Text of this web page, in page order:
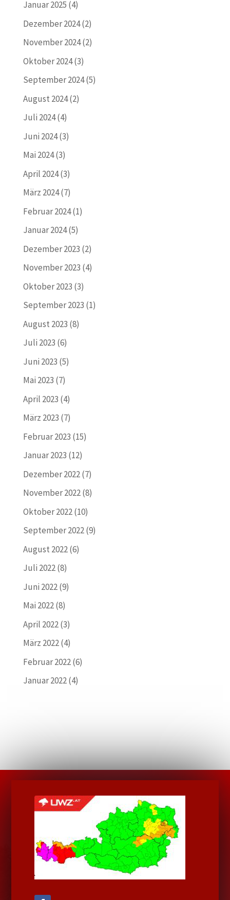
Januar 2025 (4)
Dezember 2024(2)
November 2024(2)
Oktober 2024(3)
September 2024(5)
August 2024(2)
Juli 2024(4)
Juni 2024(3)
Mai 2024(3)
April 2024(3)
März 2024(7)
Februar 2024(1)
Januar 2024(5)
Dezember 2023 (2)
November 2023 (4)
Oktober 2023 (3)
September 2023 (1)
August 2023 (8)
Juli 2023 (6)
Juni 2023 (5)
Mai 2023 (7)
April 2023 (4)
März 2023 (7)
Februar 2023 (15)
Januar 2023 (12)
Dezember 2022(7)
November 2022(8)
Oktober 2022(10)
September 2022(9)
August 2022(6)
Juli 2022(8)
Juni 2022(9)
Mai 2022(8)
April 2022(3)
März 2022(4)
Februar 2022(6)
Januar 2022(4)